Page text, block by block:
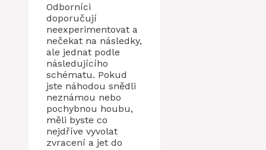
Odborníci
doporučují
neexperimentovat a
nečekat na následky,
ale jednat podle
následujícího
schématu. Pokud
jste náhodou snědli
neznámou nebo
pochybnou houbu,
měli byste co
nejdříve vyvolat
zvracení a jet do